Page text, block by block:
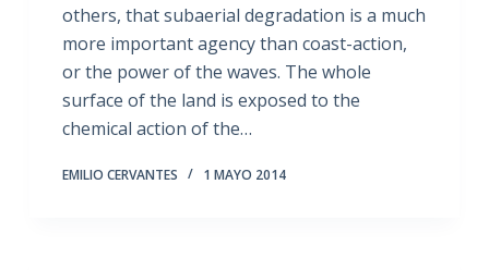
others, that subaerial degradation is a much
more important agency than coast-action,
or the power of the waves. The whole
surface of the land is exposed to the
chemical action of the…
EMILIO CERVANTES 1 MAYO 2014